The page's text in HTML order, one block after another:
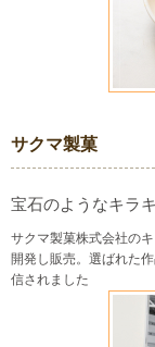
サクマ製菓
宝石のようなキラ
サクマ製菓株式会社の
開発し販売。選ばれた
信されました